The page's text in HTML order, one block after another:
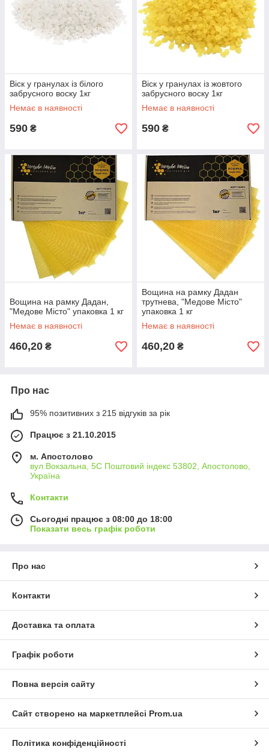
Віск у гранулах із білого
забрусного воску 1кг
Немає в наявності
590 ₴
Віск у гранулах із жовтого
забрусного воску 1кг
Немає в наявності
590 ₴
Вощина на рамку Дадан,
"Медове Місто" упаковка 1 кг
Немає в наявності
460,20 ₴
Вощина на рамку Дадан
трутнева, "Медове Місто"
упаковка 1 кг
Немає в наявності
460,20 ₴
Про нас
95% позитивних з 215 відгуків за рік
Працює з 21.10.2015
м. Апостолово
вул.Вокзальна, 5С Поштовий індекс 53802, Апостолово,
Україна
Контакти
Сьогодні працює з 08:00 до 18:00
Показати весь графік роботи
Про нас
Контакти
Доставка та оплата
Графік роботи
Повна версія сайту
Сайт створено на маркетплейсі Prom.ua
Політика конфіденційності